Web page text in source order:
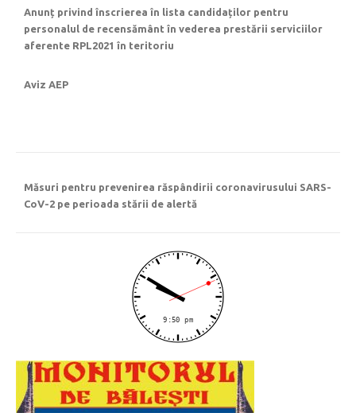
Anunț privind înscrierea în lista candidaților pentru
personalul de recensământ în vederea prestării serviciilor
aferente RPL2021 în teritoriu
Aviz AEP
Măsuri pentru prevenirea răspândirii coronavirusului SARS-
CoV-2 pe perioada stării de alertă